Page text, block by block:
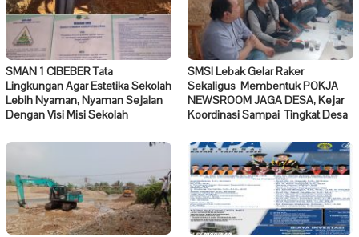
SMAN 1 CIBEBER Tata
Lingkungan Agar Estetika Sekolah
Lebih Nyaman, Nyaman Sejalan
Dengan Visi Misi Sekolah
SMSI Lebak Gelar Raker
Sekaligus Membentuk POKJA
NEWSROOM JAGA DESA, Kejar
Koordinasi Sampai Tingkat Desa